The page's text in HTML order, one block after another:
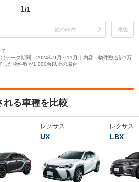
1/1
次の30件 最後
データ期間：2024年9月～11月｜内容：物件数合計1万
した物件数が1,000台以上の場合
れる車種を比較
レクサス
UX
レクサス
LBX